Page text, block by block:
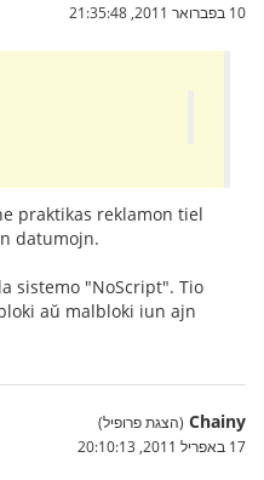
10 בפברואר 2011, 21:35:48
praktikas reklamon tiel
datumojn.
sistemo "NoScript". Tio
aŭ malbloki iun ajn
Chainy (הצגת פרופיל)
17 באפריל 2011, 20:10:13